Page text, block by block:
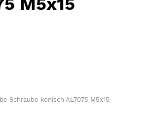
Schraube konisch AL7075 M5x15